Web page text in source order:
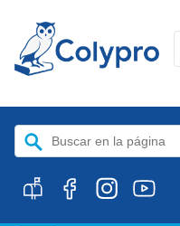
Buscar: